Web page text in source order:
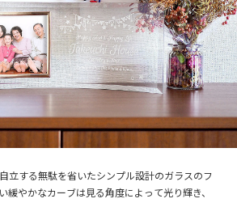
立する無駄を省いたシンプル設計のガラスのフ
緩やかなカーブは見る角度によって光り輝き、